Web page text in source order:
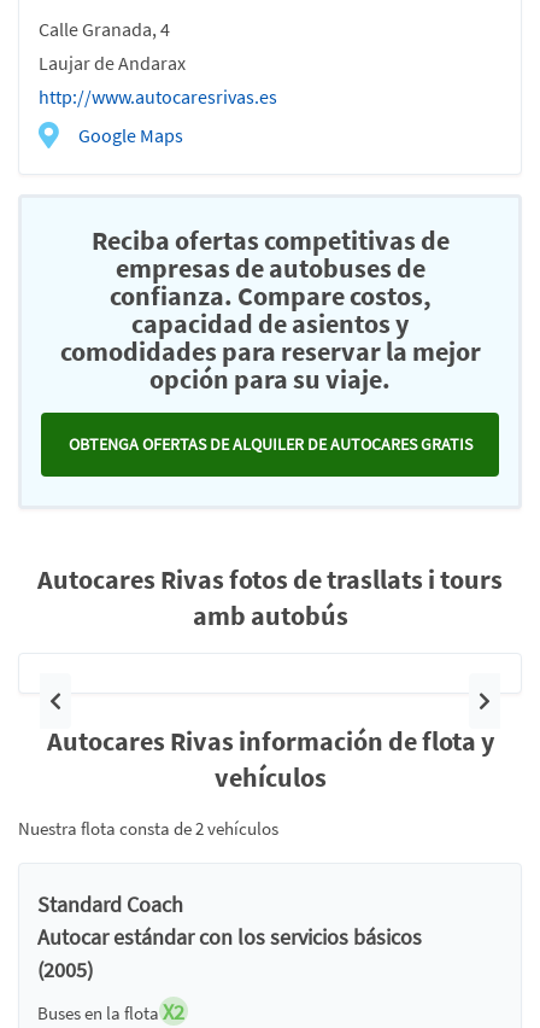
Calle Granada, 4
Laujar de Andarax
http://www.autocaresrivas.es
Google Maps
Reciba ofertas competitivas de
empresas de autobuses de
confianza. Compare costos,
capacidad de asientos y
comodidades para reservar la mejor
opción para su viaje.
OBTENGA OFERTAS DE ALQUILER DE AUTOCARES GRATIS
Autocares Rivas fotos de trasllats i tours
amb autobús
Anterior
Autocares Rivas información de flota y
vehículos
Nuestra flota consta de 2 vehículos
Standard Coach
Autocar estándar con los servicios básicos
(2005)
Buses en la flota X2